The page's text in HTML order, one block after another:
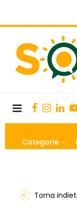
Categorie
Torna